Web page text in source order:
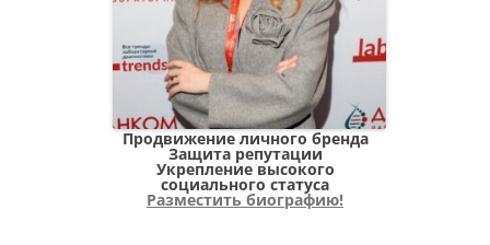
Продвижение личного бренда
Защита репутации
Укрепление высокого
социального статуса
Разместить биографию!